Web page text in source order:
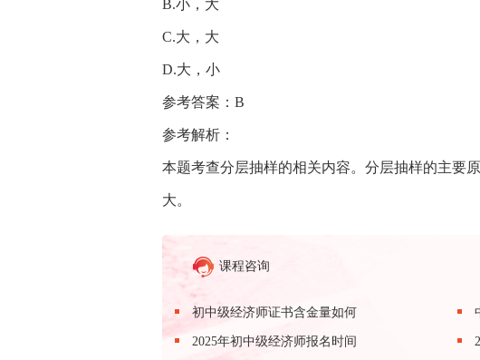
B.小，大
C.大，大
D.大，小
参考答案：B
参考解析：
本题考查分层抽样的相关内容。分层抽样的主要
大。
课程咨询
初中级经济师证书含金量如何
2025年初中级经济师报名时间